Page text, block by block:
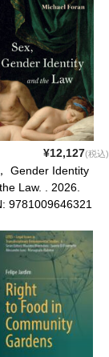
¥12,127(税込)
Gender Identity
Law. . 2026.
9781009646321